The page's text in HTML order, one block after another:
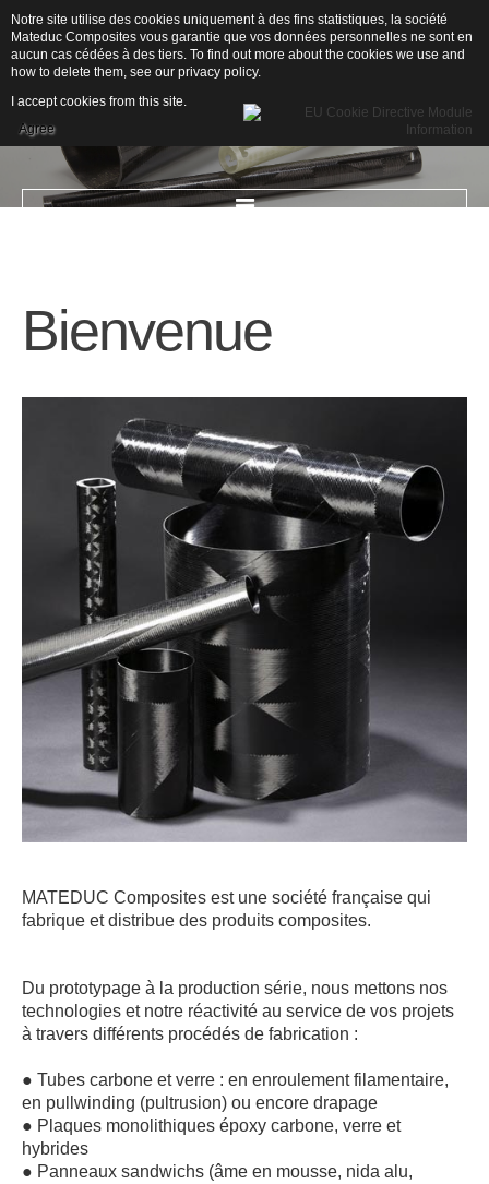
L'ENTREPRISE
Secteurs d'activités
Drones
Nautisme
Industrie
Capacité de production
ACTIVITÉS
Usinage / Fraisage
Découpe / Finition
Conseils / Conception
MATIÈRES USINÉES
Fibre de Carbone
Plastiques / Signalétiques
CONTACT
Bienvenue
MATEDUC Composites est une société française qui
fabrique et distribue des produits composites.
Du prototypage à la production série, nous mettons nos
technologies et notre réactivité au service de vos projets
à travers différents procédés de fabrication :
● Tubes carbone et verre : en enroulement filamentaire,
en pullwinding (pultrusion) ou encore drapage
● Plaques monolithiques époxy carbone, verre et
hybrides
● Panneaux sandwichs (âme en mousse, nida alu,
Notre site utilise des cookies uniquement à des fins statistiques, la société
Mateduc Composites vous garantie que vos données personnelles ne sont en
aucun cas cédées à des tiers. To find out more about the cookies we use and
how to delete them, see our privacy policy.
I accept cookies from this site.
Agree